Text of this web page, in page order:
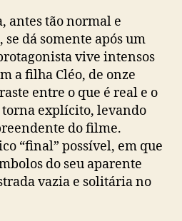
antes tão normal e
dá somente após um
vive intensos
a filha Cléo, de onze
entre o que é real e o
torna explícito, levando
do filme.
“final” possível, em que
do seu aparente
vazia e solitária no